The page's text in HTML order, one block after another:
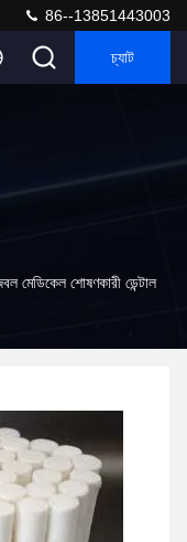
86--13851443003
চ্যাট
মেডিকেল শোষণকারী ডেন্টাল